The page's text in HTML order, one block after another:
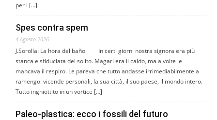
per i […]
Spes contra spem
4 Agosto 2026
J.Sorolla: La hora del baño In certi giorni nostra signora era più
stanca e sfiduciata del solito. Magari era il caldo, ma a volte le
mancava il respiro. Le pareva che tutto andasse irrimediabilmente a
ramengo: vicende personali, la sua città, il suo paese, il mondo intero.
Tutto inghiottito in un vortice […]
Paleo-plastica: ecco i fossili del futuro